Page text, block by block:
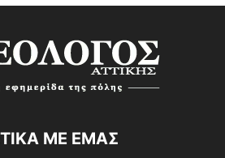
ΜΕ ΕΜΑΣ